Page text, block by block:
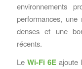
environnements
performances, une
denses et une
récents.
Le Wi-Fi 6Eajoute